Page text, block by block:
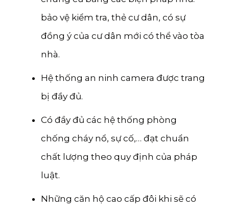
bảo vệ kiểm tra, thẻ cư dân, có sự
đồng ý của cư dân mới có thể vào tòa
nhà.
Hệ thống an ninh camera được trang
bị đầy đủ.
Có đầy đủ các hệ thống phòng
chống cháy nổ, sự cố,… đạt chuẩn
chất lượng theo quy định của pháp
luật.
Những căn hộ cao cấp đôi khi sẽ có